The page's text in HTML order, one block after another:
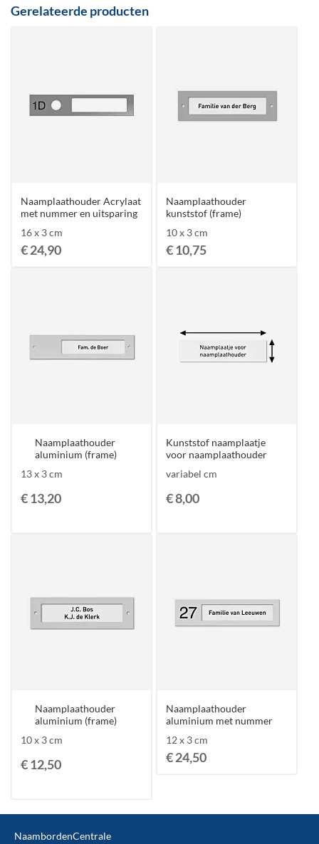
Gerelateerde producten
Naamplaathouder Acrylaat
met nummer en uitsparing
16 x 3 cm
€ 24,90
Naamplaathouder
kunststof (frame)
10 x 3 cm
€ 10,75
Naamplaathouder
aluminium (frame)
13 x 3 cm
€ 13,20
Kunststof naamplaatje
voor naamplaathouder
variabel cm
€ 8,00
Naamplaathouder
aluminium (frame)
10 x 3 cm
€ 12,50
Naamplaathouder
aluminium met nummer
12 x 3 cm
€ 24,50
NaambordenCentrale